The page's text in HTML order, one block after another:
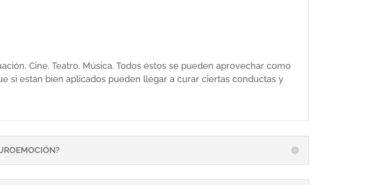
Cine. Teatro. Música. Todos éstos se pueden aprovechar como
si están bien aplicados pueden llegar a curar ciertas conductas y